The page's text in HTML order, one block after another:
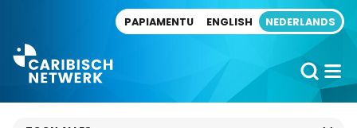
PAPIAMENTU ENGLISH NEDERLANDS